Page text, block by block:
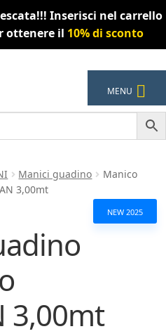
Inserisci nel carrello
ottenere il 10% di sconto
MENU
Manici guadino
Manico
3,00mt
NEW 2025
3,00mt